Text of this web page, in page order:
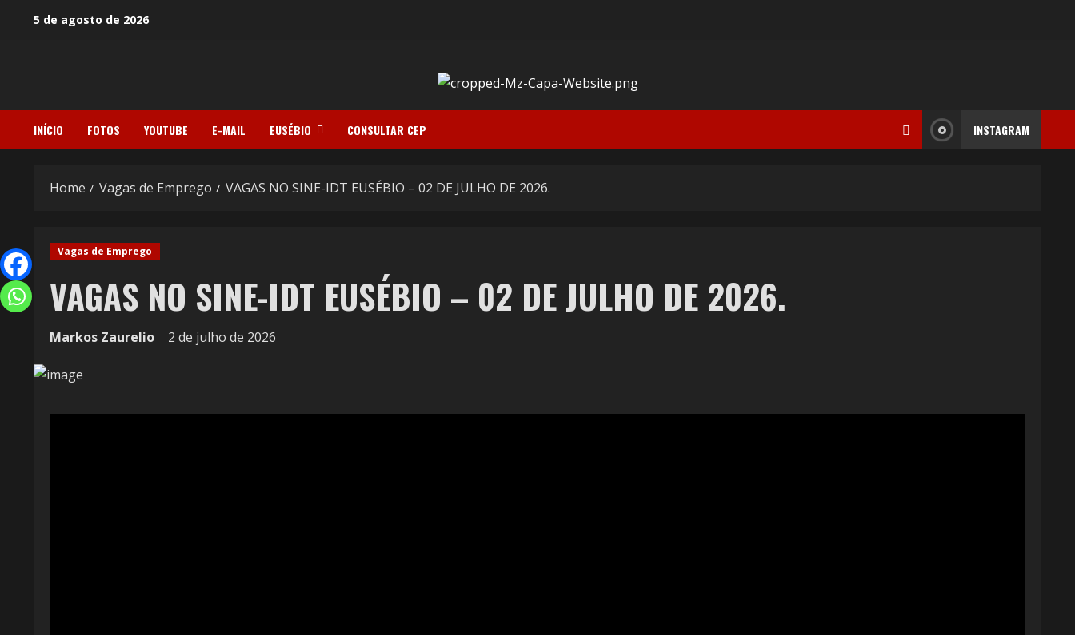
5 de agosto de 2026
INÍCIO FOTOS YOUTUBE E-MAIL EUSÉBIO CONSULTAR CEP INSTAGRAM
Home Vagas de Emprego VAGAS NO SINE-IDT EUSÉBIO – 02 DE JULHO DE 2026.
Vagas de Emprego
VAGAS NO SINE-IDT EUSÉBIO – 02 DE JULHO DE 2026.
Markos Zaurelio 2 de julho de 2026